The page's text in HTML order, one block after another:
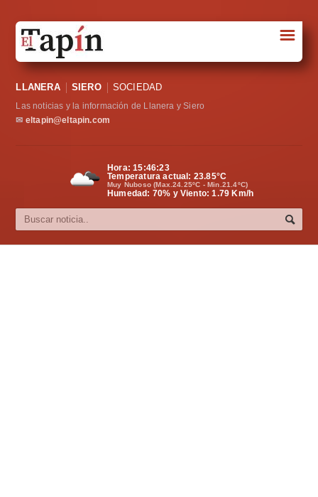
Sociedad
Política
Cultura
☰
LLANERA SIERO SOCIEDAD
Las noticias y la información de Llanera y Siero
✉ eltapin@eltapin.com
Hora:15:46:24
Temperatura actual: 23.85°C
Muy Nuboso (Max.24.25ºC - Min.21.4ºC)
Humedad: 70% y Viento: 1.79 Km/h